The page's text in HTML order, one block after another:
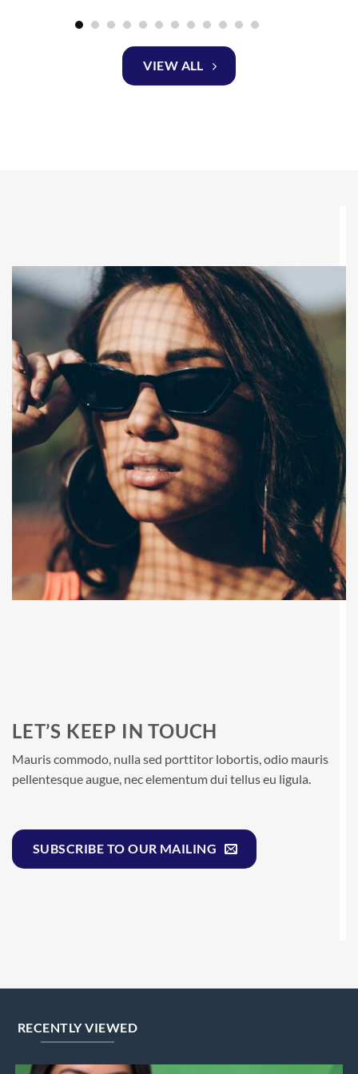
VIEW ALL
LET’S KEEP IN TOUCH
Mauris commodo, nulla sed porttitor lobortis, odio mauris
pellentesque augue, nec elementum dui tellus eu ligula.
SUBSCRIBE TO OUR MAILING
RECENTLY VIEWED